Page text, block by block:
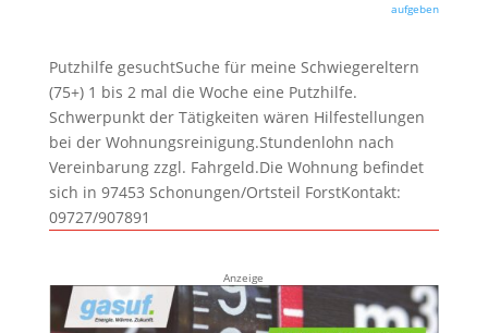
aufgeben
Putzhilfe gesuchtSuche für meine Schwiegereltern
(75+) 1 bis 2 mal die Woche eine Putzhilfe.
Schwerpunkt der Tätigkeiten wären Hilfestellungen
bei der Wohnungsreinigung.Stundenlohn nach
Vereinbarung zzgl. Fahrgeld.Die Wohnung befindet
sich in 97453 Schonungen/Ortsteil ForstKontakt:
09727/907891
Anzeige